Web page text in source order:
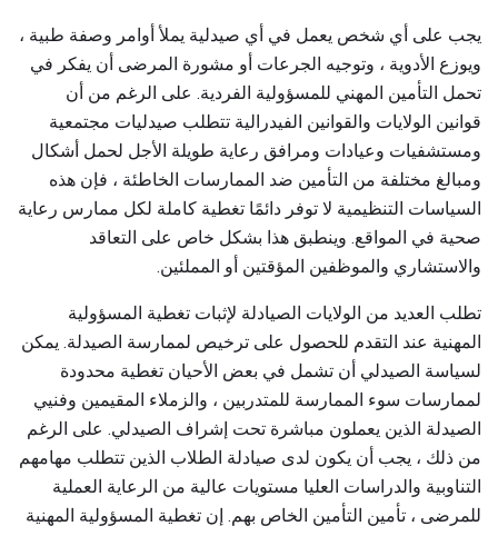
يجب على أي شخص يعمل في أي صيدلية يملأ أوامر وصفة طبية ،
ويوزع الأدوية ، وتوجيه الجرعات أو مشورة المرضى أن يفكر في
تحمل التأمين المهني للمسؤولية الفردية. على الرغم من أن
قوانين الولايات والقوانين الفيدرالية تتطلب صيدليات مجتمعية
ومستشفيات وعيادات ومرافق رعاية طويلة الأجل لحمل أشكال
ومبالغ مختلفة من التأمين ضد الممارسات الخاطئة ، فإن هذه
السياسات التنظيمية لا توفر دائمًا تغطية كاملة لكل ممارس رعاية
صحية في المواقع. وينطبق هذا بشكل خاص على التعاقد
والاستشاري والموظفين المؤقتين أو المملئين.
تطلب العديد من الولايات الصيادلة لإثبات تغطية المسؤولية
المهنية عند التقدم للحصول على ترخيص لممارسة الصيدلة. يمكن
لسياسة الصيدلي أن تشمل في بعض الأحيان تغطية محدودة
لممارسات سوء الممارسة للمتدربين ، والزملاء المقيمين وفنيي
الصيدلة الذين يعملون مباشرة تحت إشراف الصيدلي. على الرغم
من ذلك ، يجب أن يكون لدى صيادلة الطلاب الذين تتطلب مهامهم
التناوبية والدراسات العليا مستويات عالية من الرعاية العملية
للمرضى ، تأمين التأمين الخاص بهم. إن تغطية المسؤولية المهنية